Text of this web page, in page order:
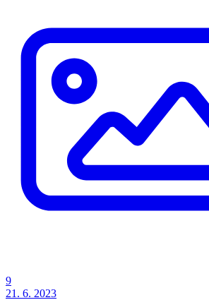
9
21. 6. 2023